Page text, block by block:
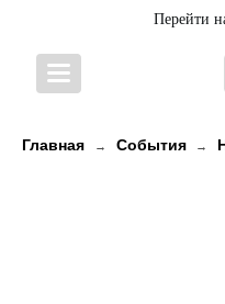
Перейти
Главная → События →